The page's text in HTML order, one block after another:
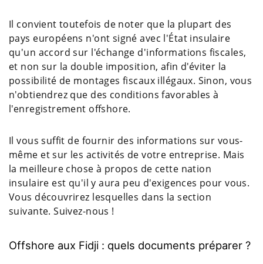
Il convient toutefois de noter que la plupart des
pays européens n'ont signé avec l'État insulaire
qu'un accord sur l'échange d'informations fiscales,
et non sur la double imposition, afin d'éviter la
possibilité de montages fiscaux illégaux. Sinon, vous
n'obtiendrez que des conditions favorables à
l'enregistrement offshore.
Il vous suffit de fournir des informations sur vous-
même et sur les activités de votre entreprise. Mais
la meilleure chose à propos de cette nation
insulaire est qu'il y aura peu d'exigences pour vous.
Vous découvrirez lesquelles dans la section
suivante. Suivez-nous !
Offshore aux Fidji : quels documents préparer ?